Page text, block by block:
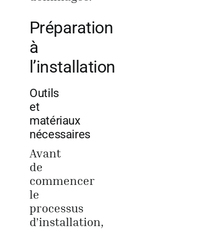
Préparation
à
l’installation
Outils
et
matériaux
nécessaires
Avant
de
commencer
le
processus
d’installation,